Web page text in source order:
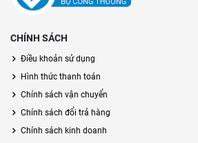
CHÍNH SÁCH
Điều khoản sử dụng
Hình thức thanh toán
Chính sách vận chuyển
Chính sách đổi trả hàng
Chính sách kinh doanh